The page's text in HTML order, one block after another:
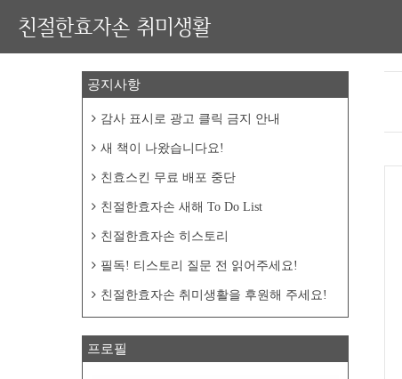
친절한효자손 취미생활
공지사항
감사 표시로 광고 클릭 금지 안내
새 책이 나왔습니다요!
친효스킨 무료 배포 중단
친절한효자손 새해 To Do List
친절한효자손 히스토리
필독! 티스토리 질문 전 읽어주세요!
친절한효자손 취미생활을 후원해 주세요!
프로필